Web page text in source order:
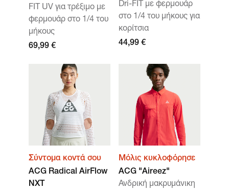
FIT UV για τρέξιμο με
φερμουάρ στο 1/4 του
μήκους
69,99 €
Dri-FIT με φερμουάρ
στο 1/4 του μήκους για
κορίτσια
44,99 €
Σύντομα κοντά σου
ACG Radical AirFlow
NXT
Μόλις κυκλοφόρησε
ACG "Aireez"
Ανδρική μακρυμάνικη